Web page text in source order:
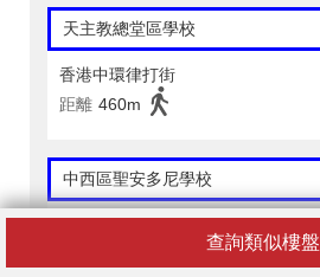
查詢類似樓盤
天主教總堂區學校
香港中環律打街
距離 460m
中西區聖安多尼學校